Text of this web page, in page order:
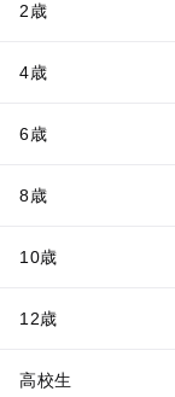
2歳
4歳
6歳
8歳
10歳
12歳
高校生